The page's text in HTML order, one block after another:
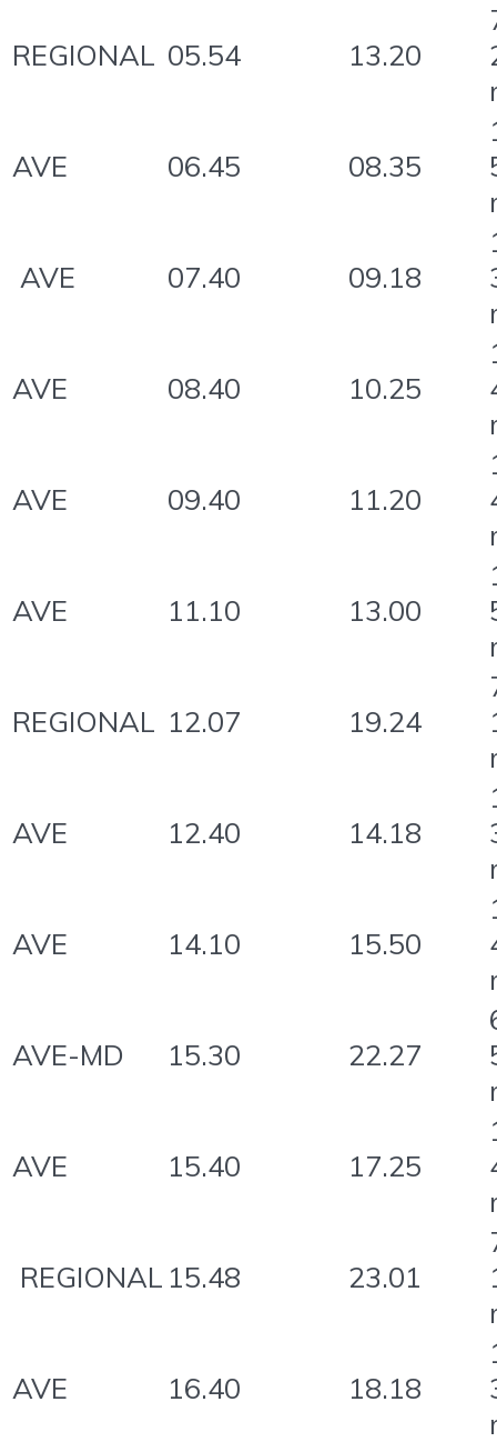
REGIONAL 05.54 13.20
AVE 06.45 08.35
AVE 07.40 09.18
AVE 08.40 10.25
AVE 09.40 11.20
AVE 11.10 13.00
REGIONAL 12.07 19.24
AVE 12.40 14.18
AVE 14.10 15.50
AVE-MD 15.30 22.27
AVE 15.40 17.25
REGIONAL 15.48 23.01
AVE 16.40 18.18